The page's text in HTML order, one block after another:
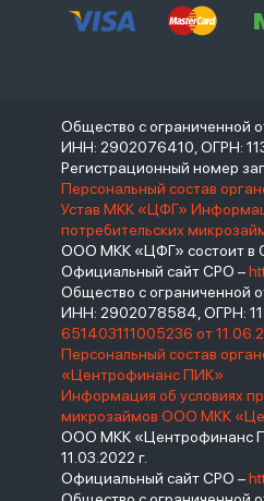
Общество с ограниченной
ИНН: 2902076410, ОГРН:
Регистрационный номер
Персональный состав
Устав МКК «ЦФГ»
потребительских
ООО МКК «ЦФГ» состоит в
Официальный сайт СРО –
Общество с ограниченной
ИНН: 2902078584, ОГРН:
651403111005236 от
Персональный состав
«Центрофинанс ПИК»
Информация об условиях
микрозаймов ООО МКК
ООО МКК «Центрофинанс
11.03.2022 г.
Официальный сайт СРО –